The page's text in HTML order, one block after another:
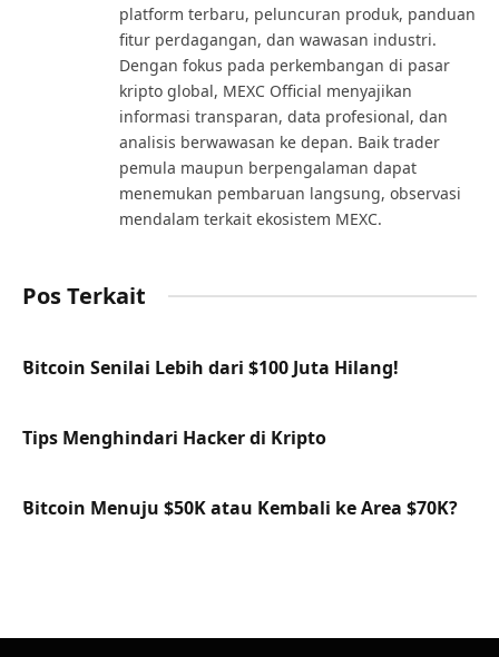
platform terbaru, peluncuran produk, panduan
fitur perdagangan, dan wawasan industri.
Dengan fokus pada perkembangan di pasar
kripto global, MEXC Official menyajikan
informasi transparan, data profesional, dan
analisis berwawasan ke depan. Baik trader
pemula maupun berpengalaman dapat
menemukan pembaruan langsung, observasi
mendalam terkait ekosistem MEXC.
Pos Terkait
Bitcoin Senilai Lebih dari $100 Juta Hilang!
Tips Menghindari Hacker di Kripto
Bitcoin Menuju $50K atau Kembali ke Area $70K?